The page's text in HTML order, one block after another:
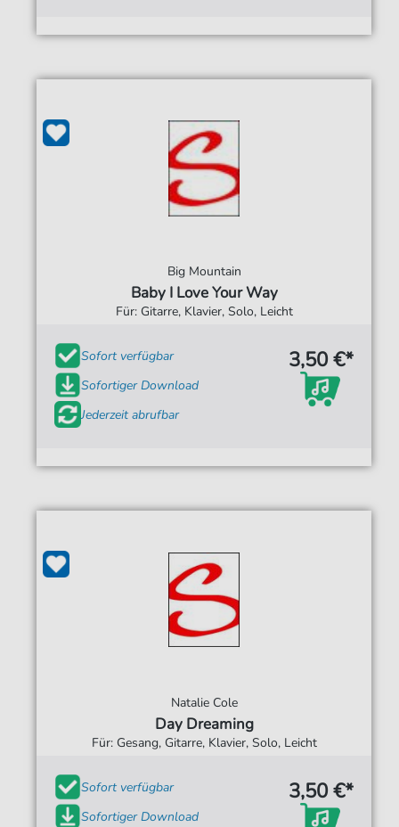
Big Mountain
Baby I Love Your Way
Für: Gitarre, Klavier, Solo, Leicht
Sofort verfügbar
Sofortiger Download
Jederzeit abrufbar
3,50 €*
Natalie Cole
Day Dreaming
Für: Gesang, Gitarre, Klavier, Solo, Leicht
Sofort verfügbar
Sofortiger Download
3,50 €*